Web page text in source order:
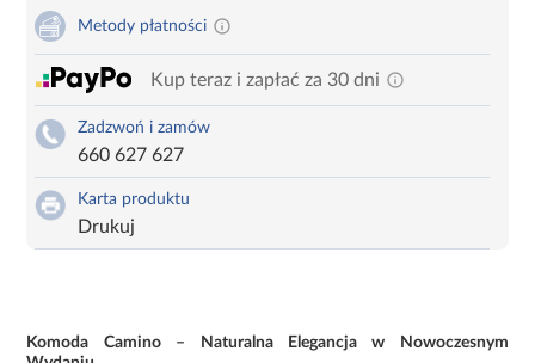
Metody płatności
Kup teraz i zapłać za 30 dni
Zadzwoń i zamów
660 627 627
Karta produktu
Drukuj
Komoda Camino – Naturalna Elegancja w Nowoczesnym